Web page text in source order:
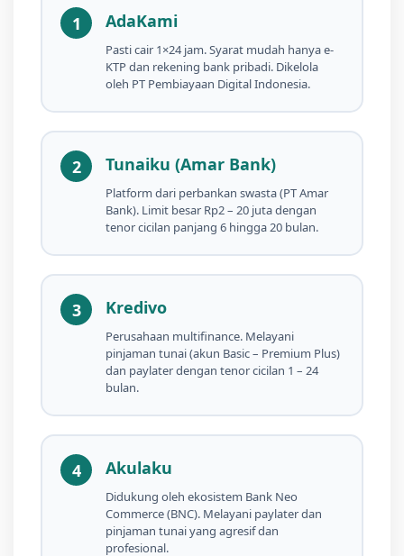
1 AdaKami
Pasti cair 1×24 jam. Syarat mudah hanya e-
KTP dan rekening bank pribadi. Dikelola
oleh PT Pembiayaan Digital Indonesia.
2 Tunaiku (Amar Bank)
Platform dari perbankan swasta (PT Amar
Bank). Limit besar Rp2 – 20 juta dengan
tenor cicilan panjang 6 hingga 20 bulan.
3 Kredivo
Perusahaan multifinance. Melayani
pinjaman tunai (akun Basic – Premium Plus)
dan paylater dengan tenor cicilan 1 – 24
bulan.
4 Akulaku
Didukung oleh ekosistem Bank Neo
Commerce (BNC). Melayani paylater dan
pinjaman tunai yang agresif dan
profesional.